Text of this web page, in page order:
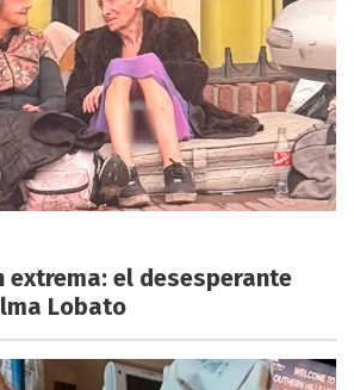
extrema: el desesperante
Lobato